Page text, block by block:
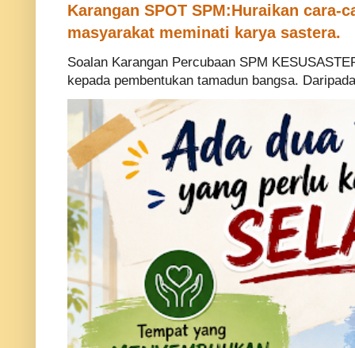
Karangan SPOT SPM:Huraikan cara-
masyarakat meminati karya sastera.
Soalan Karangan Percubaan SPM
kepada pembentukan tamadun bangsa.